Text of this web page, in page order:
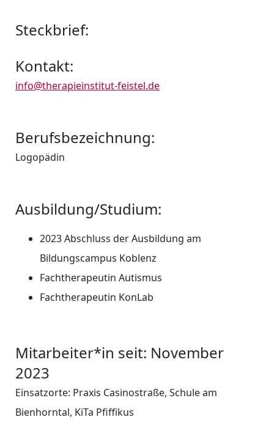
Steckbrief:
Kontakt:
info@therapieinstitut-feistel.de
Berufsbezeichnung:
Logopädin
Ausbildung/Studium:
2023 Abschluss der Ausbildung am
Bildungscampus Koblenz
Fachtherapeutin Autismus
Fachtherapeutin KonLab
Mitarbeiter*in seit: November
2023
Einsatzorte: Praxis Casinostraße, Schule am
Bienhorntal, KiTa Pfiffikus